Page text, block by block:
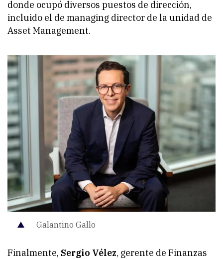
donde ocupó diversos puestos de dirección,
incluido el de managing director de la unidad de
Asset Management.
Galantino Gallo
Finalmente, Sergio Vélez, gerente de Finanzas